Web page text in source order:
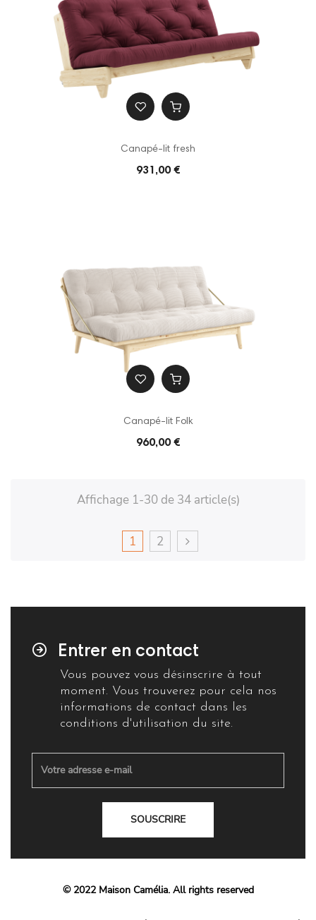
Canapé-lit fresh
931,00 €
Canapé-lit Folk
960,00 €
Affichage 1-30 de 34 article(s)
1 2
Entrer en contact
Vous pouvez vous désinscrire à tout
moment. Vous trouverez pour cela nos
informations de contact dans les
conditions d'utilisation du site.
SOUSCRIRE
© 2022 Maison Camélia. All rights reserved